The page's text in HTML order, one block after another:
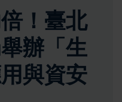
！臺北
辦「生
與資安